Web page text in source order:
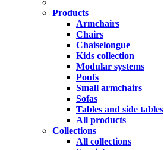
Products
Armchairs
Chairs
Chaiselongue
Kids collection
Modular systems
Poufs
Small armchairs
Sofas
Tables and side tables
All products
Collections
All collections